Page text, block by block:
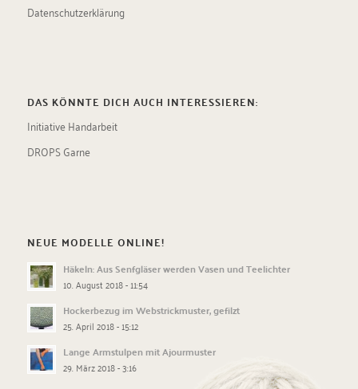
Datenschutzerklärung
DAS KÖNNTE DICH AUCH INTERESSIEREN:
Initiative Handarbeit
DROPS Garne
NEUE MODELLE ONLINE!
Häkeln: Aus Senfgläser werden Vasen und Teelichter
10. August 2018 - 11:54
Hockerbezug im Webstrickmuster, gefilzt
25. April 2018 - 15:12
Lange Armstulpen mit Ajourmuster
29. März 2018 - 3:16